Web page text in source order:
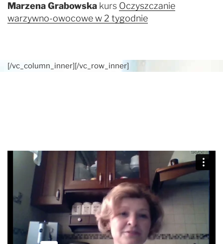
Marzena Grabowska kurs Oczyszczanie
warzywno-owocowe w 2 tygodnie
[/vc_column_inner][/vc_row_inner]